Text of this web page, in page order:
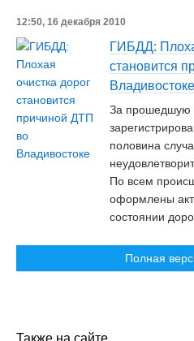
12:50, 16 декабря 2010
ГИБДД:
становится
Владивостоке
За прошедшую
половина
По всем
оформлены
состоянии
Полная
Также на сайте